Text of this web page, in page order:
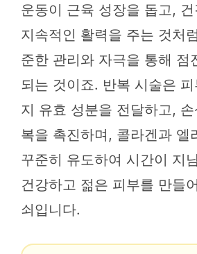
운동이 근육 성장을 돕고,
지속적인 활력을 주는 것처
준한 관리와 자극을 통해 점
되는 것이죠. 반복 시술은
지 유효 성분을 전달하고,
복을 촉진하며, 콜라겐과 엘
꾸준히 유도하여 시간이 지
건강하고 젊은 피부를 만들
쇠입니다.